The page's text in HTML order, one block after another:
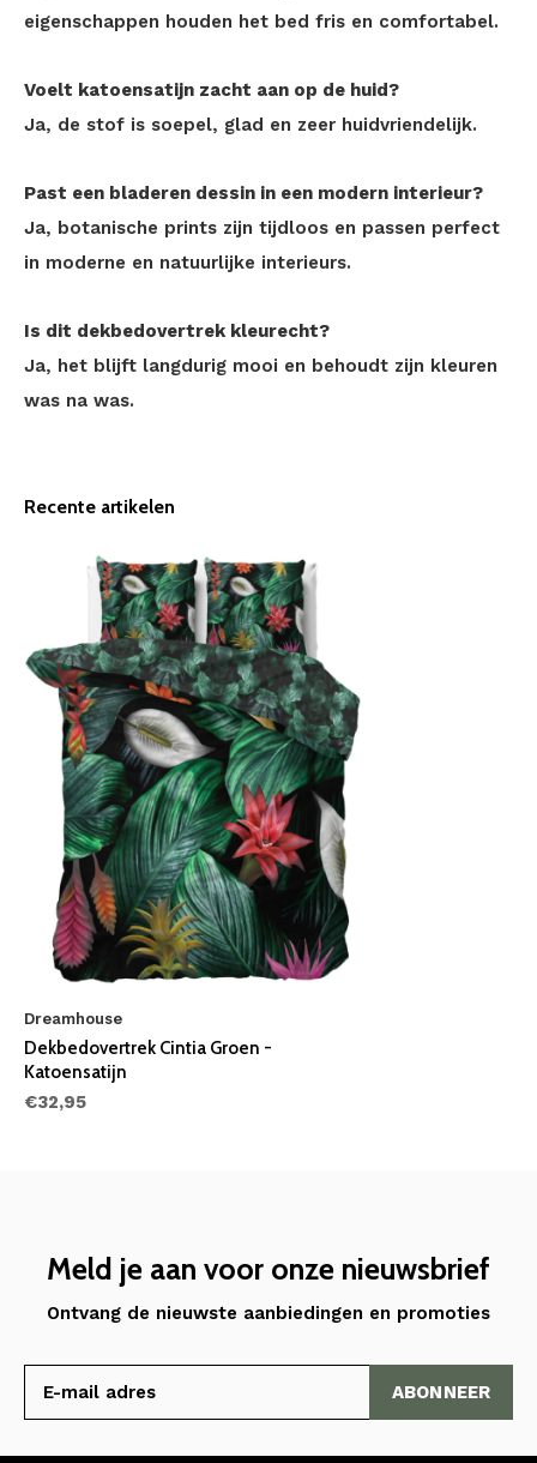
eigenschappen houden het bed fris en comfortabel.
Voelt katoensatijn zacht aan op de huid?
Ja, de stof is soepel, glad en zeer huidvriendelijk.
Past een bladeren dessin in een modern interieur?
Ja, botanische prints zijn tijdloos en passen perfect
in moderne en natuurlijke interieurs.
Is dit dekbedovertrek kleurecht?
Ja, het blijft langdurig mooi en behoudt zijn kleuren
was na was.
Recente artikelen
Dreamhouse
Dekbedovertrek Cintia Groen -
Katoensatijn
€32,95
Meld je aan voor onze nieuwsbrief
Ontvang de nieuwste aanbiedingen en promoties
ABONNEER